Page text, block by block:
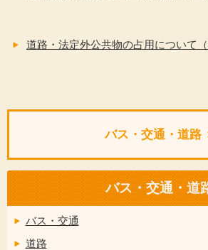
道路・法定外公共物の占用について（
バス・交通・道路
バス・交通・道
バス・交通
道路